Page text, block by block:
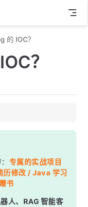
的 IOC？
？
专属的实战项目
历修改 / Java 学习
书
人、RAG 智能客